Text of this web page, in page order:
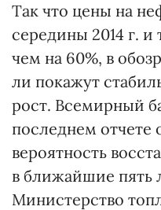
Так что цены на
середины 2014 г. и
чем на 60%, в
ли покажут
рост. Всемирный
последнем отчете
вероятность
в ближайшие пять
Министерство